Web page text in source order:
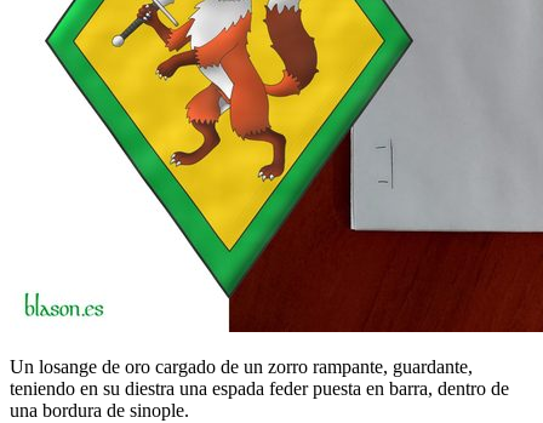
Un losange de oro cargado de un zorro rampante, guardante,
teniendo en su diestra una espada feder puesta en barra, dentro de
una bordura de sinople.